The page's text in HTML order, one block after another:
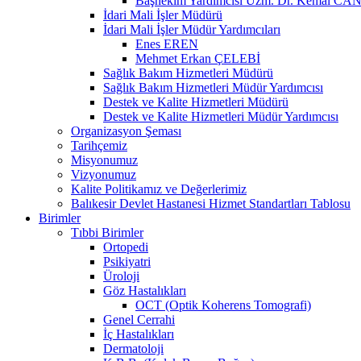
İdari Mali İşler Müdürü
İdari Mali İşler Müdür Yardımcıları
Enes EREN
Mehmet Erkan ÇELEBİ
Sağlık Bakım Hizmetleri Müdürü
Sağlık Bakım Hizmetleri Müdür Yardımcısı
Destek ve Kalite Hizmetleri Müdürü
Destek ve Kalite Hizmetleri Müdür Yardımcısı
Organizasyon Şeması
Tarihçemiz
Misyonumuz
Vizyonumuz
Kalite Politikamız ve Değerlerimiz
Balıkesir Devlet Hastanesi Hizmet Standartları Tablosu
Birimler
Tıbbi Birimler
Ortopedi
Psikiyatri
Üroloji
Göz Hastalıkları
OCT (Optik Koherens Tomografi)
Genel Cerrahi
İç Hastalıkları
Dermatoloji